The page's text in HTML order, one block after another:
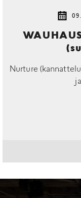
Nurture